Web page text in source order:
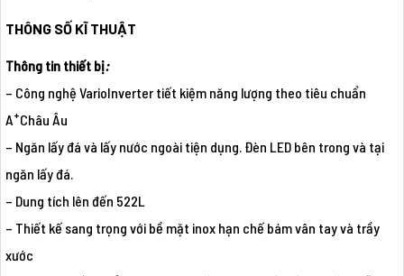
THÔNG SỐ KĨ THUẬT
Thông tin thiết bị:
– Công nghệ VarioInverter tiết kiệm năng lượng theo tiêu chuẩn
A+Châu Âu
– Ngăn lấy đá và lấy nước ngoài tiện dụng. Đèn LED bên trong và tại
ngăn lấy đá.
– Dung tích lên đến 522L
– Thiết kế sang trọng với bề mặt inox hạn chế bám vân tay và trầy
xước